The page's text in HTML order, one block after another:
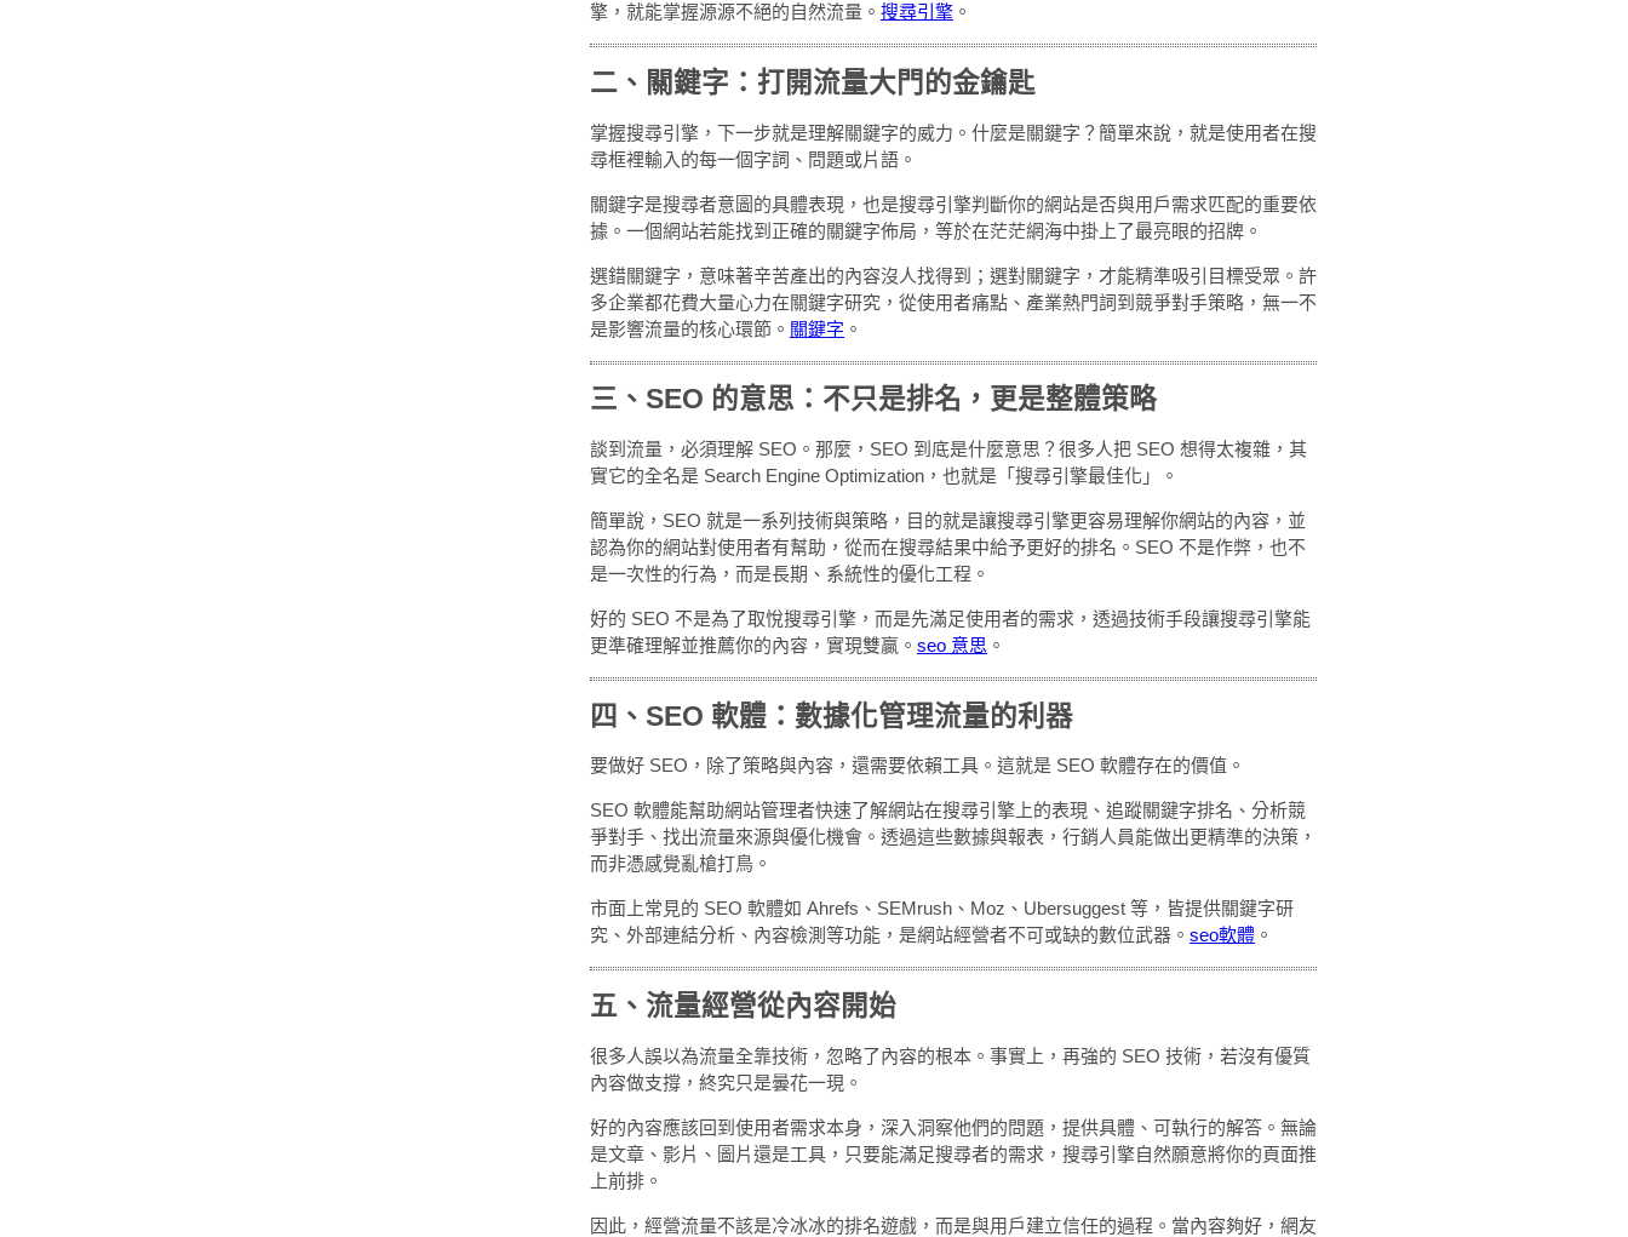
擎，就能掌握源源不絕的自然流量。 搜尋引擎 。
二、關鍵字：打開流量大門的金鑰匙
掌握搜尋引擎，下一步就是理解關鍵字的威力。什麼是關鍵字？簡單來說，就是使用者在搜
尋框裡輸入的每一個字詞、問題或片語。
關鍵字是搜尋者意圖的具體表現，也是搜尋引擎判斷你的網站是否與用戶需求匹配的重要依
據。一個網站若能找到正確的關鍵字佈局，等於在茫茫網海中掛上了最亮眼的招牌。
選錯關鍵字，意味著辛苦產出的內容沒人找得到；選對關鍵字，才能精準吸引目標受眾。許
多企業都花費大量心力在關鍵字研究，從使用者痛點、產業熱門詞到競爭對手策略，無一不
是影響流量的核心環節。 關鍵字 。
三、SEO 的意思：不只是排名，更是整體策略
談到流量，必須理解 SEO。那麼，SEO 到底是什麼意思？很多人把 SEO 想得太複雜，其
實它的全名是 Search Engine Optimization，也就是「搜尋引擎最佳化」。
簡單說，SEO 就是一系列技術與策略，目的就是讓搜尋引擎更容易理解你網站的內容，並
認為你的網站對使用者有幫助，從而在搜尋結果中給予更好的排名。SEO 不是作弊，也不
是一次性的行為，而是長期、系統性的優化工程。
好的 SEO 不是為了取悅搜尋引擎，而是先滿足使用者的需求，透過技術手段讓搜尋引擎能
更準確理解並推薦你的內容，實現雙贏。 seo 意思 。
四、SEO 軟體：數據化管理流量的利器
要做好 SEO，除了策略與內容，還需要依賴工具。這就是 SEO 軟體存在的價值。
SEO 軟體能幫助網站管理者快速了解網站在搜尋引擎上的表現、追蹤關鍵字排名、分析競
爭對手、找出流量來源與優化機會。透過這些數據與報表，行銷人員能做出更精準的決策，
而非憑感覺亂槍打鳥。
市面上常見的 SEO 軟體如 Ahrefs、SEMrush、Moz、Ubersuggest 等，皆提供關鍵字研
究、外部連結分析、內容檢測等功能，是網站經營者不可或缺的數位武器。 seo軟體 。
五、流量經營從內容開始
很多人誤以為流量全靠技術，忽略了內容的根本。事實上，再強的 SEO 技術，若沒有優質
內容做支撐，終究只是曇花一現。
好的內容應該回到使用者需求本身，深入洞察他們的問題，提供具體、可執行的解答。無論
是文章、影片、圖片還是工具，只要能滿足搜尋者的需求，搜尋引擎自然願意將你的頁面推
上前排。
因此，經營流量不該是冷冰冰的排名遊戲，而是與用戶建立信任的過程。當內容夠好，網友